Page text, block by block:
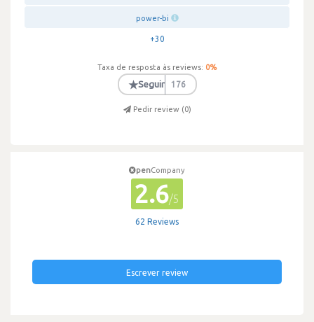
power-bi
+30
Taxa de resposta às reviews: 0%
★Seguir 176
Pedir review (0)
penCompany
2.6/5
62 Reviews
Escrever review